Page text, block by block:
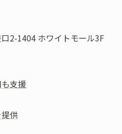
2-1404 ホワイトモール3F
支援
供